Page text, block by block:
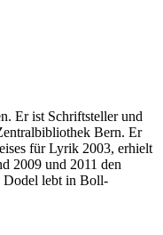
Er ist Schriftsteller und
Bern. Er
für Lyrik 2003, erhielt
2009 und 2011 den
Dodel lebt in Boll-